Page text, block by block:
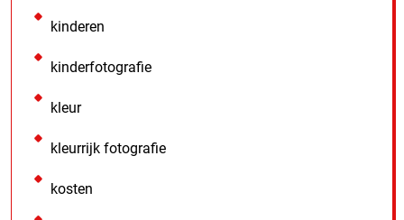
kinderen
kinderfotografie
kleur
kleurrijk fotografie
kosten